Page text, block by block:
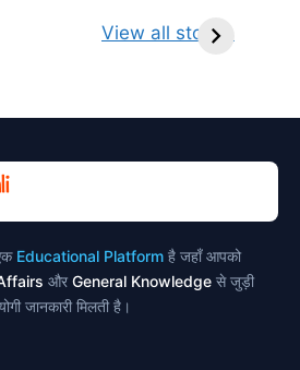
View all stories
ज्योतिर्लिंग | नाम,
Educational Platformहै जहाँ आपको
और General Knowledgeसे जुड़ी
जानकारी मिलती है।